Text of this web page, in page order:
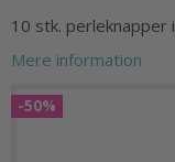
10 stk. perleknapper
Mere information
-50%